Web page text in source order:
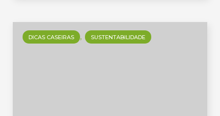
DICAS CASEIRAS SUSTENTABILIDADE